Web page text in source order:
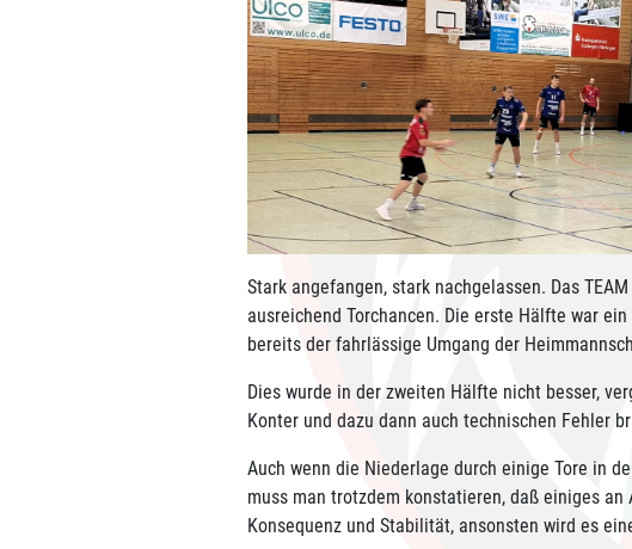
Stark angefangen, stark nachgelassen. Das
ausreichend Torchancen. Die erste Hälfte war
bereits der fahrlässige Umgang der
Dies wurde in der zweiten Hälfte nicht besser,
Konter und dazu dann auch technischen Fehler
Auch wenn die Niederlage durch einige Tore in
muss man trotzdem konstatieren, daß einiges
Konsequenz und Stabilität, ansonsten wird es